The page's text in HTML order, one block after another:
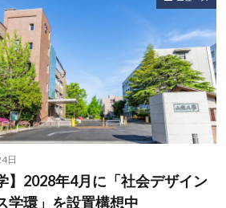
日
】2028年4月に「社会デザイン
学環」を設置構想中